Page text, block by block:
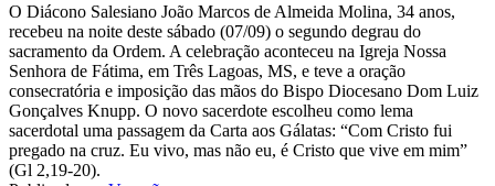
O Diácono Salesiano João Marcos de Almeida Molina, 34 anos,
recebeu na noite deste sábado (07/09) o segundo degrau do
sacramento da Ordem. A celebração aconteceu na Igreja Nossa
Senhora de Fátima, em Três Lagoas, MS, e teve a oração
consecratória e imposição das mãos do Bispo Diocesano Dom Luiz
Gonçalves Knupp. O novo sacerdote escolheu como lema
sacerdotal uma passagem da Carta aos Gálatas: “Com Cristo fui
pregado na cruz. Eu vivo, mas não eu, é Cristo que vive em mim”
(Gl 2,19-20).